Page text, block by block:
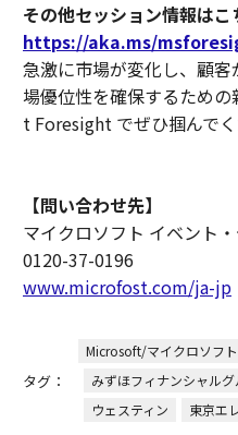
その他セッション情報はこ
https://aka.ms/
急激に市場が変化し、顧
場優位性を確保するため
t Foresight でぜひ掴んでく
【問い合わせ先】
マイクロソフト イベント
0120-37-0196
www.microfost.com/ja-jp
タグ：
Microsoft/マイクロソフト
みずほフィナンシャルグ
ウェスティン
東京エ